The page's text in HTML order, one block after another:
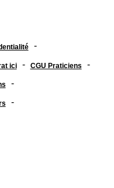
-
ici - CGU Praticiens -
-
-